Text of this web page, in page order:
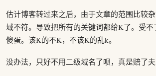
估计博客转过来之后，由于文章的范围比较
域不符。导致把所有的关键词都给K了。受
傻蛋。该K的不K，不该K的乱k。
没办法，只好不用二级域名了呗，真是赔了夫